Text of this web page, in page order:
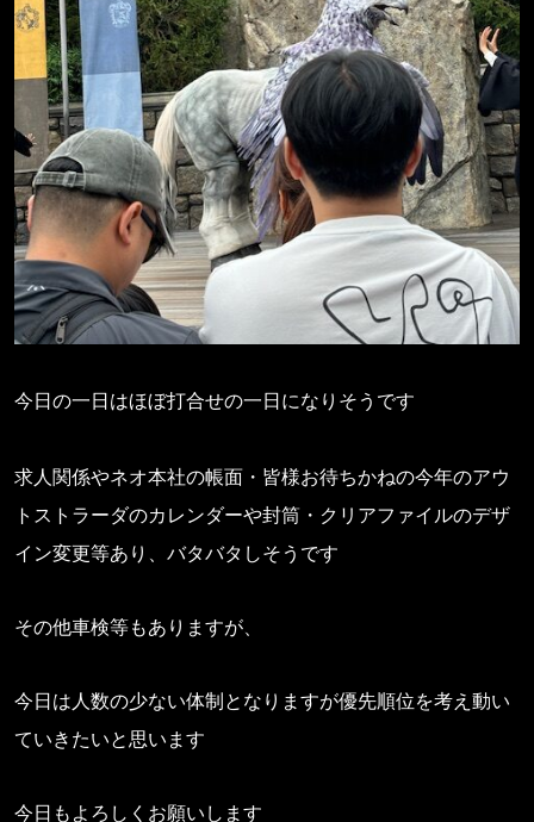
今日の一日はほぼ打合せの一日になりそうです
求人関係やネオ本社の帳面・皆様お待ちかねの今年のアウ
トストラーダのカレンダーや封筒・クリアファイルのデザ
イン変更等あり、バタバタしそうです
その他車検等もありますが、
今日は人数の少ない体制となりますが優先順位を考え動い
ていきたいと思います
今日もよろしくお願いします